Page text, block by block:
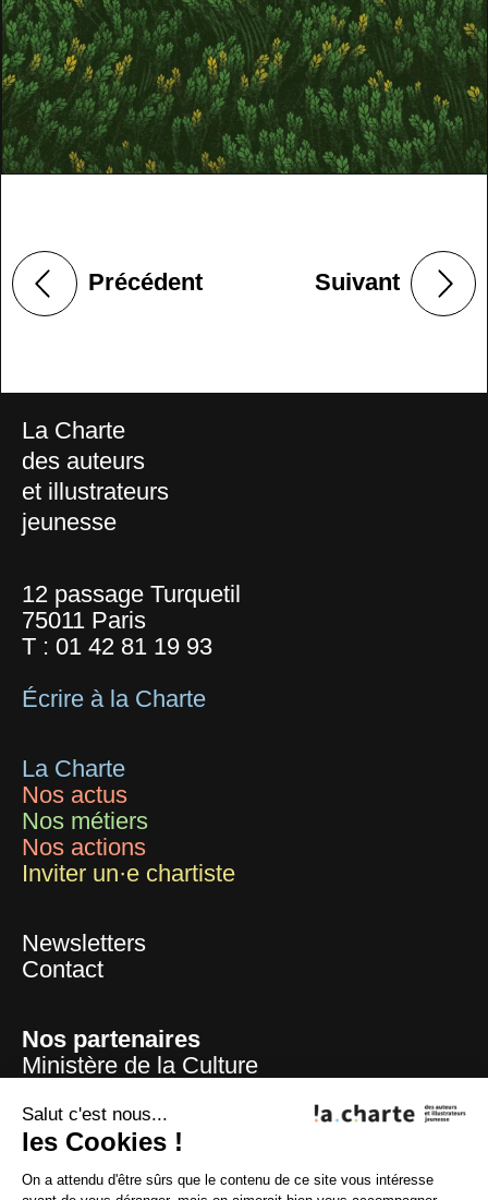
Précédent Suivant
La Charte
des auteurs
et illustrateurs
jeunesse
12 passage Turquetil
75011 Paris
T : 01 42 81 19 93
Écrire à la Charte
La Charte
Nos actus
Nos métiers
Nos actions
Inviter un·e chartiste
Newsletters
Contact
Nos partenaires
Ministère de la Culture
Centre national du livre
La Sofia
La SAIF
Salut c'est nous...
les Cookies !
On a attendu d'être sûrs que le contenu de ce site vous intéresse